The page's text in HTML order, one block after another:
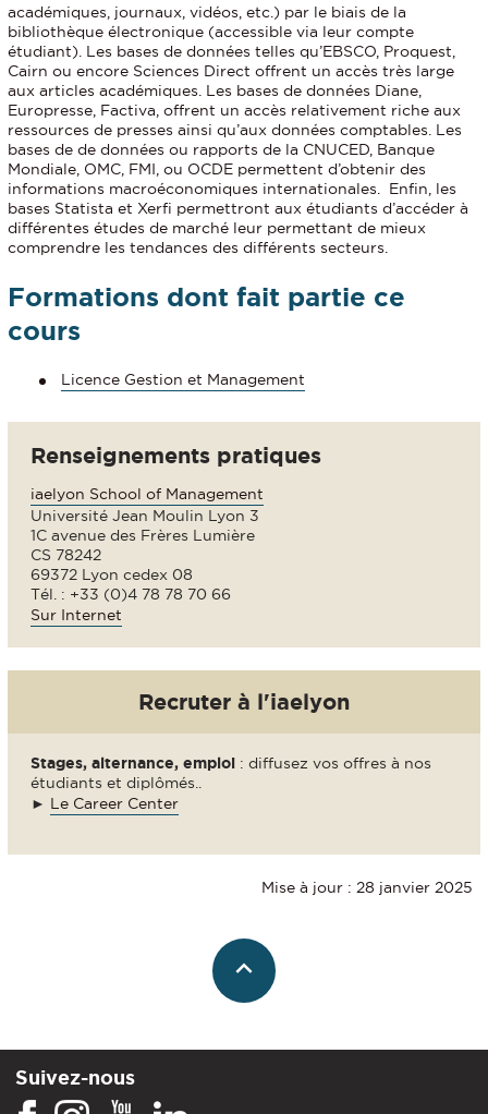
académiques, journaux, vidéos, etc.) par le biais de la
bibliothèque électronique (accessible via leur compte
étudiant). Les bases de données telles qu’EBSCO, Proquest,
Cairn ou encore Sciences Direct offrent un accès très large
aux articles académiques. Les bases de données Diane,
Europresse, Factiva, offrent un accès relativement riche aux
ressources de presses ainsi qu’aux données comptables. Les
bases de de données ou rapports de la CNUCED, Banque
Mondiale, OMC, FMI, ou OCDE permettent d’obtenir des
informations macroéconomiques internationales. Enfin, les
bases Statista et Xerfi permettront aux étudiants d’accéder à
différentes études de marché leur permettant de mieux
comprendre les tendances des différents secteurs.
Formations dont fait partie ce
cours
Licence Gestion et Management
Renseignements pratiques
iaelyon School of Management
Université Jean Moulin Lyon 3
1C avenue des Frères Lumière
CS 78242
69372 Lyon cedex 08
Tél. : +33 (0)4 78 78 70 66
Sur Internet
Recruter à l'iaelyon
Stages, alternance, emploi : diffusez vos offres à nos
étudiants et diplômés..
► Le Career Center
Mise à jour : 28 janvier 2025
Suivez-nous